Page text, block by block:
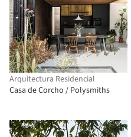
Arquitectura Residencial
Casa de Corcho / Polysmiths